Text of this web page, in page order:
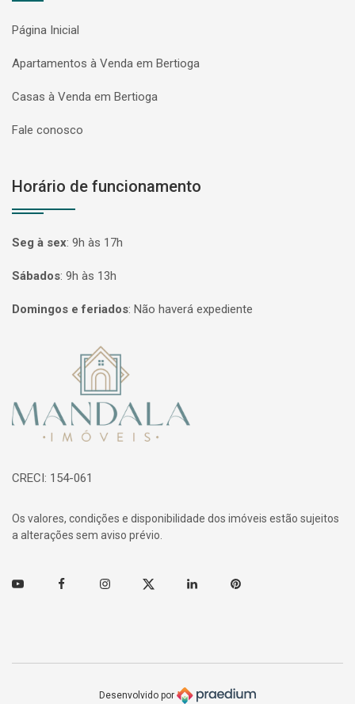
Página Inicial
Apartamentos à Venda em Bertioga
Casas à Venda em Bertioga
Fale conosco
Horário de funcionamento
Seg à sex: 9h às 17h
Sábados: 9h às 13h
Domingos e feriados: Não haverá expediente
Página inicial
CRECI: 154-061
Os valores, condições e disponibilidade dos imóveis estão sujeitos
a alterações sem aviso prévio.
Youtube FacebookInstagramTwitter Linkedin Pinterest
Desenvolvido por